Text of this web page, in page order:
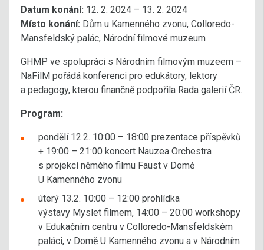
Datum konání: 12. 2. 2024 – 13. 2. 2024
Místo konání: Dům u Kamenného zvonu, Colloredo-
Mansfeldský palác, Národní filmové muzeum
GHMP ve spolupráci s Národním filmovým muzeem –
NaFilM pořádá konferenci pro edukátory, lektory
a pedagogy, kterou finančně podpořila Rada galerií ČR.
Program:
pondělí 12.2. 10:00 – 18:00 prezentace příspěvků
+ 19:00 – 21:00 koncert Nauzea Orchestra
s projekcí němého filmu Faust v Domě
U Kamenného zvonu
úterý 13.2. 10:00 – 12:00 prohlídka
výstavy Myslet filmem, 14:00 – 20:00 workshopy
v Edukačním centru v Colloredo-Mansfeldském
paláci, v Domě U Kamenného zvonu a v Národním